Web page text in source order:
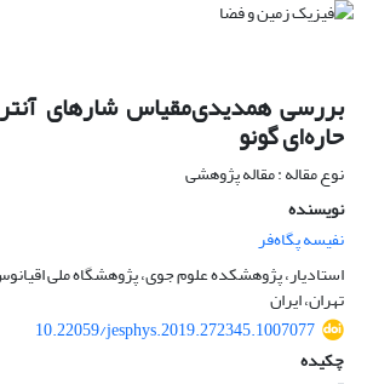
بررسی همدیدی‌مقیاس شارهای
حاره‌ای گونو
نوع مقاله : مقاله پژوهشی
نویسنده
نفیسه پگاه‌فر
استادیار، پژوهشکده علوم جوی، پژوهشگاه ملی
تهران، ایران
10.22059/jesphys.2019.272345.1007077
چکیده